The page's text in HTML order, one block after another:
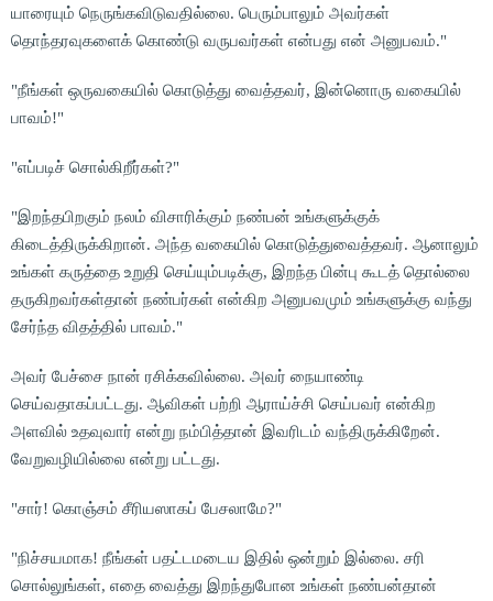
யாரையும் நெருங்கவிடுவதில்லை. பெரும்பாலும் அவர்கள்
தொந்தரவுகளைக் கொண்டு வருபவர்கள் என்பது என் அனுபவம்."
"நீங்கள் ஒருவகையில் கொடுத்து வைத்தவர், இன்னொரு வகையில்
பாவம்!"
"எப்படிச் சொல்கிறீர்கள்?"
"இறந்தபிறகும் நலம் விசாரிக்கும் நண்பன் உங்களுக்குக்
கிடைத்திருக்கிறான். அந்த வகையில் கொடுத்துவைத்தவர். ஆனாலும்
உங்கள் கருத்தை உறுதி செய்யும்படிக்கு, இறந்த பின்பு கூடத் தொல்லை
தருகிறவர்கள்தான் நண்பர்கள் என்கிற அனுபவமும் உங்களுக்கு வந்து
சேர்ந்த விதத்தில் பாவம்."
அவர் பேச்சை நான் ரசிக்கவில்லை. அவர் நையாண்டி
செய்வதாகப்பட்டது. ஆவிகள் பற்றி ஆராய்ச்சி செய்பவர் என்கிற
அளவில் உதவுவார் என்று நம்பித்தான் இவரிடம் வந்திருக்கிறேன்.
வேறுவழியில்லை என்று பட்டது.
"சார்! கொஞ்சம் சீரியஸாகப் பேசலாமே?"
"நிச்சயமாக! நீங்கள் பதட்டமடைய இதில் ஒன்றும் இல்லை. சரி
சொல்லுங்கள், எதை வைத்து இறந்துபோன உங்கள் நண்பன்தான்